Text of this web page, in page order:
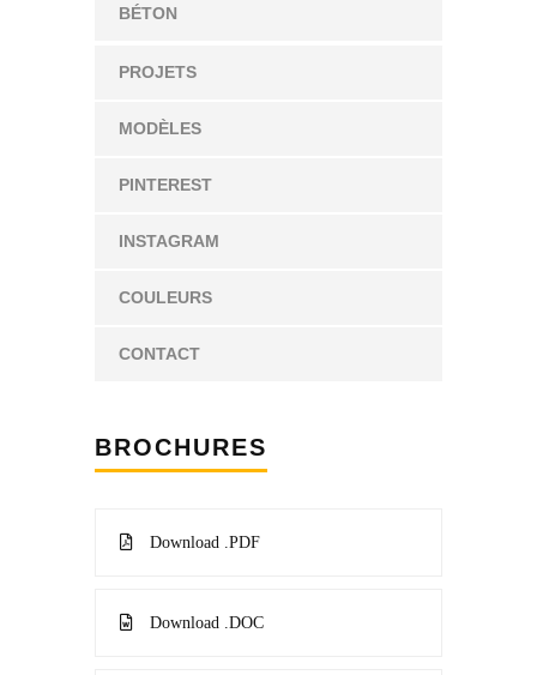
BÉTON
PROJETS
MODÈLES
PINTEREST
INSTAGRAM
COULEURS
CONTACT
BROCHURES
Download .PDF
Download .DOC